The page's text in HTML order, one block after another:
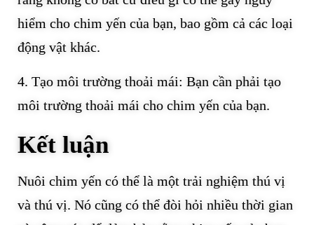
hiểm cho chim yến của bạn, bao gồm cả các loại
động vật khác.
4. Tạo môi trường thoải mái: Bạn cần phải tạo
môi trường thoải mái cho chim yến của bạn.
Kết luận
Nuôi chim yến có thể là một trải nghiệm thú vị
và thú vị. Nó cũng có thể đòi hỏi nhiều thời gian